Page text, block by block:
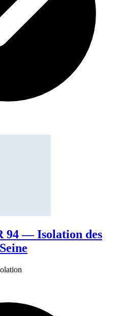
94 — Isolation des